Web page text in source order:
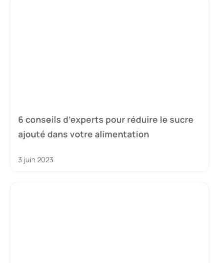
6 conseils d’experts pour réduire le sucre
ajouté dans votre alimentation
3 juin 2023